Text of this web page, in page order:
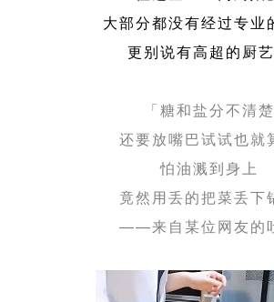
大部分都没有经过专业
更别说有高超的厨
「糖和盐分不清楚
还要放嘴巴试试也就
怕油溅到身上
竟然用丢的把菜丢下
——来自某位网友的